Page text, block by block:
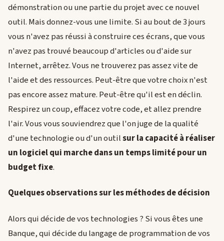
démonstration ou une partie du projet avec ce nouvel
outil. Mais donnez-vous une limite. Si au bout de 3 jours
vous n'avez pas réussi à construire ces écrans, que vous
n'avez pas trouvé beaucoup d'articles ou d'aide sur
Internet, arrêtez. Vous ne trouverez pas assez vite de
l'aide et des ressources. Peut-être que votre choix n'est
pas encore assez mature. Peut-être qu'il est en déclin.
Respirez un coup, effacez votre code, et allez prendre
l'air. Vous vous souviendrez que l'on juge de la qualité
d'une technologie ou d'un outilsur la capacité à réaliser
un logiciel qui marche dans un temps limité pour un
budget fixe.
Quelques observations sur les méthodes de décision
Alors qui décide de vos technologies ? Si vous êtes une
Banque, qui décide du langage de programmation de vos